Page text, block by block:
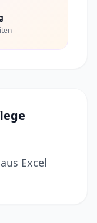
Excel